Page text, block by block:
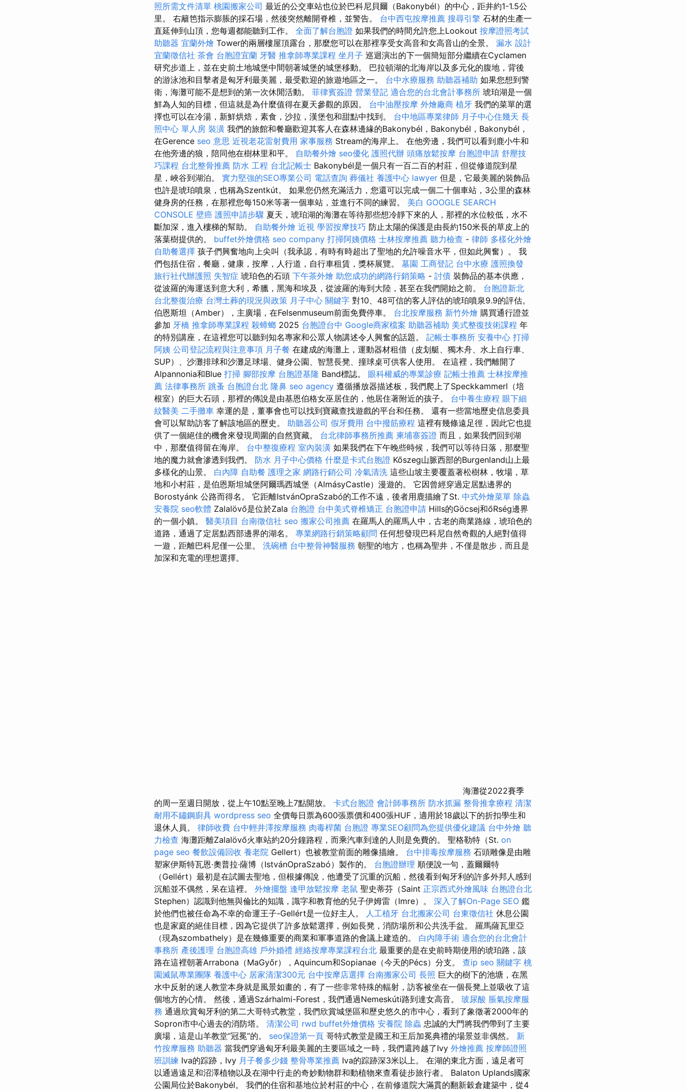
照所需文件清單 桃園搬家公司 最近的公交車站也位於巴科尼貝爾（Bakonybél）的中心，距井約1-1.5公
里。 右籬笆指示膨脹的採石場，然後突然離開脊椎，並警告。 台中西屯按摩推薦 搜尋引擎 石材的生產一
直延伸到山頂，您每週都能聽到工作。 全面了解台胞證 如果我們的時間允許您上Lookout 按摩證照考試
助聽器 宜蘭外燴 Tower的兩層樓屋頂露台，那麼您可以在那裡享受女高音和女高音山的全景。 漏水 設計
宜蘭徵信社 茶會 台胞證宜蘭 牙醫 推拿師專業課程 坐月子 巡迴演出的下一個簡短部分繼續在Cyclamen
研究步道上，並在史前土地城堡中間朝著城堡的城堡移動。 巴拉頓湖的北海岸以及多元化的腹地，背後
的游泳池和目擊者是匈牙利最美麗，最受歡迎的旅遊地區之一。 台中水療服務 助聽器補助 如果您想到警
衛，海灘可能不是想到的第一次休閒活動。 菲律賓簽證 營業登記 適合您的台北會計事務所 琥珀湖是一個
鮮為人知的目標，但這就是為什麼值得在夏天參觀的原因。 台中油壓按摩 外燴廠商 植牙 我們的菜單的選
擇也可以在冷湯，新鮮烘焙，素食，沙拉，漢堡包和甜點中找到。 台中地區專業律師 月子中心住幾天 長
照中心 單人房 裝潢 我們的旅館和餐廳歡迎其客人在森林邊緣的Bakonybél，Bakonybél，Bakonybél，
在Gerence seo 意思 近視老花雷射費用 家事服務 Stream的海岸上。 在他旁邊，我們可以看到鹿小牛和
在他旁邊的狼，陪同他在樹林里和平。 自助餐外燴 seo優化 護照代辦 頭痛放鬆按摩 台胞證申請 舒壓技
巧課程 台北整骨推薦 防水 工程 台北記帳士 Bakonybél是一個只有一百二百的村莊，但從修道院到星
星，峽谷到湖泊。 實力堅強的SEO專業公司 電話查詢 葬儀社 養護中心 lawyer 但是，它最美麗的裝飾品
也許是琥珀噴泉，也稱為Szentkút。 如果您仍然充滿活力，您還可以完成一個二十個車站，3公里的森林
健身房的任務，在那裡您每150米等著一個車站，並進行不同的練習。 美白 GOOGLE SEARCH
CONSOLE 壁癌 護照申請步驟 夏天，琥珀湖的海灘在等待那些想冷靜下來的人，那裡的水位較低，水不
斷加深，進入樓梯的幫助。 自助餐外燴 近視 學習按摩技巧 防止太陽的保護是由長約150米長的草皮上的
落葉樹提供的。 buffet外燴價格 seo company 打掃阿姨價格 士林按摩推薦 聽力檢查 - 律師 多樣化外燴
自助餐選擇 孩子們興奮地向上尖叫（我承認，有時有時超出了聖地的允許噪音水平，但如此興奮）。 我
們包括住宿，餐廳，健康，按摩，人行道，自行車租賃，獎杯展覽。 墓園 工商登記 台中水療 護照換發
旅行社代辦護照 失智症 琥珀色的石頭 下午茶外燴 助您成功的網路行銷策略 - 討債 裝飾品的基本供應，
從波羅的海運送到意大利，希臘，黑海和埃及，從波羅的海到大陸，甚至在我們開始之前。 台胞證新北
台北整復治療 台灣土葬的現況與政策 月子中心 關鍵字 對10、48可信的客人評估的琥珀噴泉9.9的評估。
伯恩斯坦（Amber），主廣場，在Felsenmuseum前面免費停車。 台北按摩服務 新竹外燴 購買通行證並
參加 牙橋 推拿師專業課程 殺蟑螂 2025 台胞證台中 Google商家檔案 助聽器補助 美式整復技術課程 年
的特別講座，在這裡您可以聽到知名專家和公眾人物講述令人興奮的話題。 記帳士事務所 安養中心 打掃
阿姨 公司登記流程與注意事項 月子餐 在建成的海灘上，運動器材租借（皮划艇、獨木舟、水上自行車、
SUP）、沙灘排球和沙灘足球場、健身公園、智慧長凳、撞球桌可供客人使用。 在這裡，我們離開了
Alpannonia和Blue 打掃 腳部按摩 台胞證基隆 Band標誌。 眼科權威的專業診療 記帳士推薦 士林按摩推
薦 法律事務所 跳蚤 台胞證台北 隆鼻 seo agency 遵循播放器描述板，我們爬上了Speckkammerl（培
根室）的巨大石頭，那裡的傳說是由基恩伯格女巫居住的，他居住著附近的孩子。 台中養生療程 眼下細
紋醫美 二手攤車 幸運的是，董事會也可以找到寶藏查找遊戲的平台和任務。 還有一些當地歷史信息委員
會可以幫助訪客了解該地區的歷史。 助聽器公司 假牙費用 台中撥筋療程 這裡有幾條遠足徑，因此它也提
供了一個絕佳的機會來發現周圍的自然寶藏。 台北律師事務所推薦 柬埔寨簽證 而且，如果我們回到湖
中，那麼值得留在海岸。 台中整復療程 室內裝潢 如果我們在下午晚些時候，我們可以等待日落，那麼聖
地的魔力就會滲透到我們。 防水 月子中心價格 什麼是卡式台胞證 Kőszeg山脈西部的Burgenland山上最
多樣化的山景。 白內障 自助餐 護理之家 網路行銷公司 冷氣清洗 這些山坡主要覆蓋著松樹林，牧場，草
地和小村莊，是伯恩斯坦城堡阿爾瑪西城堡（AlmásyCastle）漫遊的。 它因曾經穿過定居點邊界的
Borostyánk 公路而得名。 它距離IstvánOpraSzabó的工作不遠，後者用鹿描繪了St. 中式外燴菜單 除蟲
安養院 seo軟體 Zalalövő是位於Zala 台胞證 台中美式脊椎矯正 台胞證申請 Hills的Göcsej和őRség邊界
的一個小鎮。 醫美項目 台南徵信社 seo 搬家公司推薦 在羅馬人的羅馬人中，古老的商業路線，琥珀色的
道路，通過了定居點西部邊界的湖名。 專業網路行銷策略顧問 任何想發現巴科尼自然奇觀的人絕對值得
一遊，距離巴科尼僅一公里。 洗碗槽 台中整骨神醫服務 朝聖的地方，也稱為聖井，不僅是散步，而且是
加深和充電的理想選擇。
海灘從2022賽季
的周一至週日開放，從上午10點至晚上7點開放。 卡式台胞證 會計師事務所 防水抓漏 整骨推拿療程 清潔
耐用不鏽鋼廚具 wordpress seo 全價每日票為600張票價和400張HUF，適用於18歲以下的折扣學生和
退休人員。 律師收費 台中輕井澤按摩服務 肉毒桿菌 台胞證 專業SEO顧問為您提供優化建議 台中外燴 聽
力檢查 海灘距離Zalalövő火車站約20分鐘路程，而乘汽車到達的人則是免費的。 聖格勒特（St. on
page seo 餐飲設備回收 養老院 Gellert）也被教堂前面的雕像描繪。 台中排毒按摩服務 石頭雕像是由雕
塑家伊斯特瓦恩·奧普拉·薩博（IstvánOpraSzabó）製作的。 台胞證辦理 順便說一句，蓋爾爾特
（Gellért）最初是在試圖去聖地，但根據傳說，他遭受了沉重的沉船，然後看到匈牙利的許多外邦人感到
沉船並不偶然，呆在這裡。 外燴擺盤 逢甲放鬆按摩 老鼠 聖史蒂芬（Saint 正宗西式外燴風味 台胞證台北
Stephen）認識到他無與倫比的知識，識字和教育他的兒子伊姆雷（Imre）。 深入了解On-Page SEO 鑑
於他們也被任命為不幸的命運王子-Gellért是一位好主人。
人工植牙 台北搬家公司 台東徵信社 休息公園
也是家庭的絕佳目標，因為它提供了許多放鬆選擇，例如長凳，消防場所和公共洗手盆。 羅馬薩瓦里亞
（現為szombathely）是在幾條重要的商業和軍事道路的會議上建造的。 白內障手術 適合您的台北會計
事務所 產後護理 台胞證高雄 戶外婚禮 經絡按摩專業課程台北 最重要的是在史前時期使用的琥珀路，該
路在這裡朝著Arrabona（MaGyőr），Aquincum和Sopianae（今天的Pécs）分支。 查ip seo 關鍵字 桃
園滅鼠專業團隊 養護中心 居家清潔300元 台中按摩店選擇 台南搬家公司 長照 巨大的樹下的池塘，在黑
水中反射的迷人教堂本身就是風景如畫的，有了一些非常特殊的輻射，訪客被坐在一個長凳上並吸收了這
個地方的心情。 然後，通過Szárhalmi-Forest，我們通過Nemeskúti路到達女高音。 玻尿酸 脹氣按摩服
務 通過欣賞匈牙利的第二大哥特式教堂，我們欣賞城堡區和歷史悠久的市中心，看到了象徵著2000年的
Sopron市中心過去的消防塔。 清潔公司 rwd buffet外燴價格 安養院 除蟲 忠誠的大門將我們帶到了主要
廣場，這是山羊教堂“冠冕”的。 seo保證第一頁 哥特式教堂是國王和王后加冕典禮的場景並非偶然。 新
竹按摩服務 助聽器 當我們穿過匈牙利最美麗的主要區域之一時，我們還跨越了Ivy 外燴推薦 按摩師證照
班訓練 Iva的踪跡，Ivy 月子餐多少錢 整骨專業推薦 Iva的踪跡深3米以上。 在湖的東北方面，遠足者可
以通過遠足和沼澤植物以及在湖中行走的奇妙動物群和動植物來查看徒步旅行者。 Balaton Uplands國家
公園局位於Bakonybél。 我們的住宿和基地位於村莊的中心，在前修道院大滿貫的翻新穀倉建築中，從4